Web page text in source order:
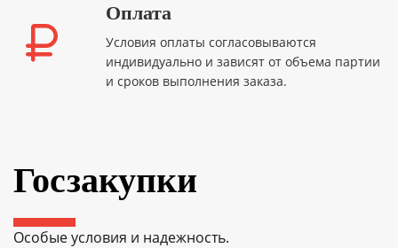
Оплата
Условия оплаты согласовываются
индивидуально и зависят от объема партии
и сроков выполнения заказа.
Госзакупки
Особые условия и надежность.